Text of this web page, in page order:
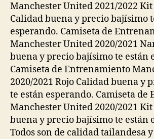
Manchester United 2021/2022
Calidad buena y precio bajísimo
esperando. Camiseta de
Manchester United 2020/2021
buena y precio bajísimo te están
Camiseta de Entrenamiento
2020/2021 Rojo Calidad buena y
te están esperando. Camiseta
Manchester United 2020/2021
buena y precio bajísimo te están
Todos son de calidad tailandesa